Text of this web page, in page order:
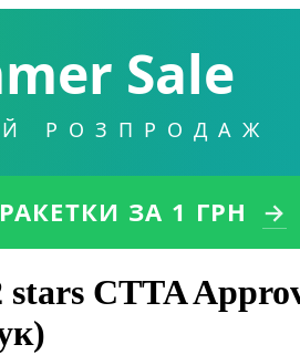
Sale
РОЗПРОДАЖ
ЗА 1 ГРН →
CTTA